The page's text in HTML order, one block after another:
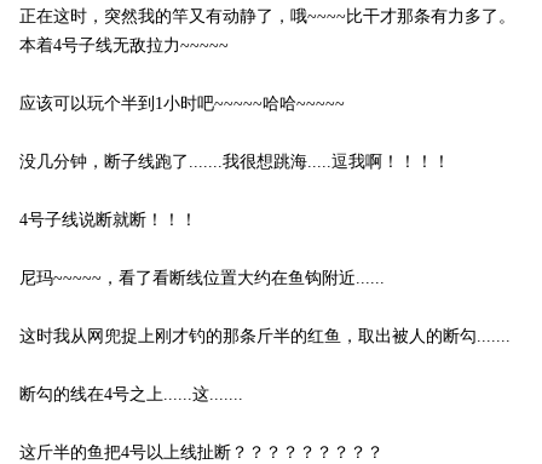
正在这时，突然我的竿又有动静了，哦~~~~比干才那条有力多了。
本着4号子线无敌拉力~~~~~
应该可以玩个半到1小时吧~~~~~哈哈~~~~~
没几分钟，断子线跑了.......我很想跳海.....逗我啊！！！！
4号子线说断就断！！！
尼玛~~~~~，看了看断线位置大约在鱼钩附近......
这时我从网兜捉上刚才钓的那条斤半的红鱼，取出被人的断勾.......
断勾的线在4号之上......这.......
这斤半的鱼把4号以上线扯断？？？？？？？？？